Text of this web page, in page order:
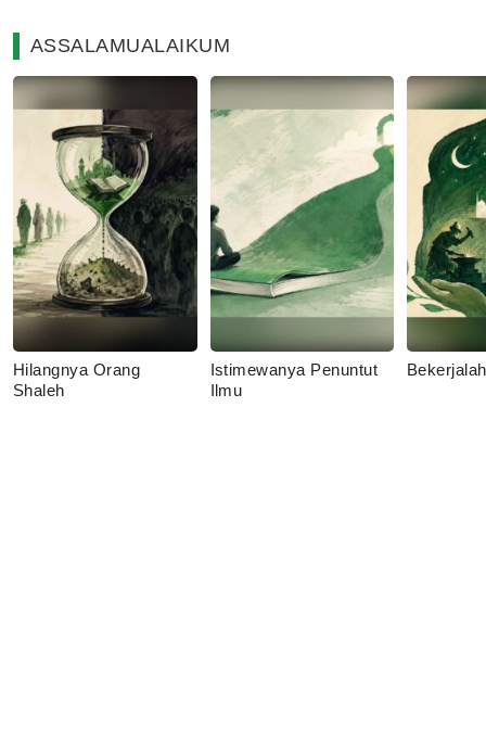
ASSALAMUALAIKUM
Hilangnya Orang
Shaleh
Istimewanya Penuntut
Ilmu
Bekerjalah